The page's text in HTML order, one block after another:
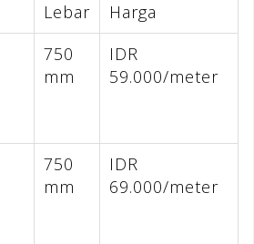
Lebar
Harga
750
mm
IDR
59.000/meter
750
mm
IDR
69.000/meter